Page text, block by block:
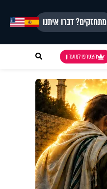
מתחזקים? דברו איתנו
הצטרפו למועדון